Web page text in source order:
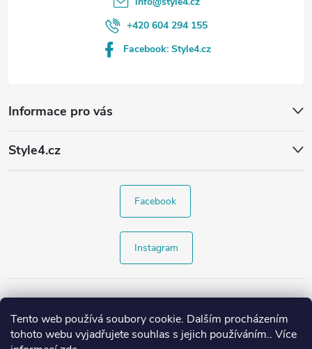
Tento web používá soubory cookie. Dalším procházením
tohoto webu vyjadřujete souhlas s jejich používáním.. Více
Informace pro vás
Style4.cz
+420 604 294 155
Facebook: Style4.cz
Facebook
Instagram